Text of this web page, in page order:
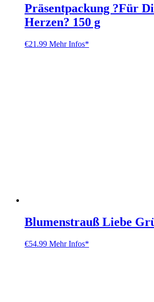
Präsentpackung ?Für
Herzen? 150 g
€21.99 Mehr Infos*
Blumenstrauß Liebe
€54.99 Mehr Infos*